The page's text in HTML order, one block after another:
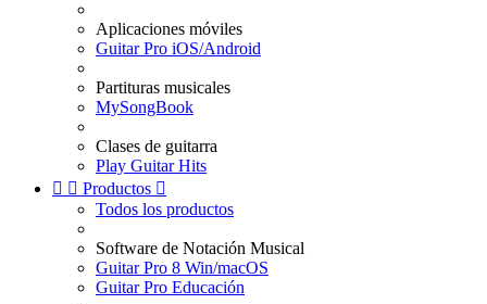
Aplicaciones móviles
Guitar Pro iOS/Android
Partituras musicales
MySongBook
Clases de guitarra
Play Guitar Hits
  Productos 
Todos los productos
Software de Notación Musical
Guitar Pro 8 Win/macOS
Guitar Pro Educación